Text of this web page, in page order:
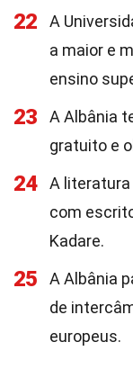
22
A
a maior e
ensino
23
A Albânia
gratuito e
24
A
com
Kadare.
25
A Albânia
de
europeus.